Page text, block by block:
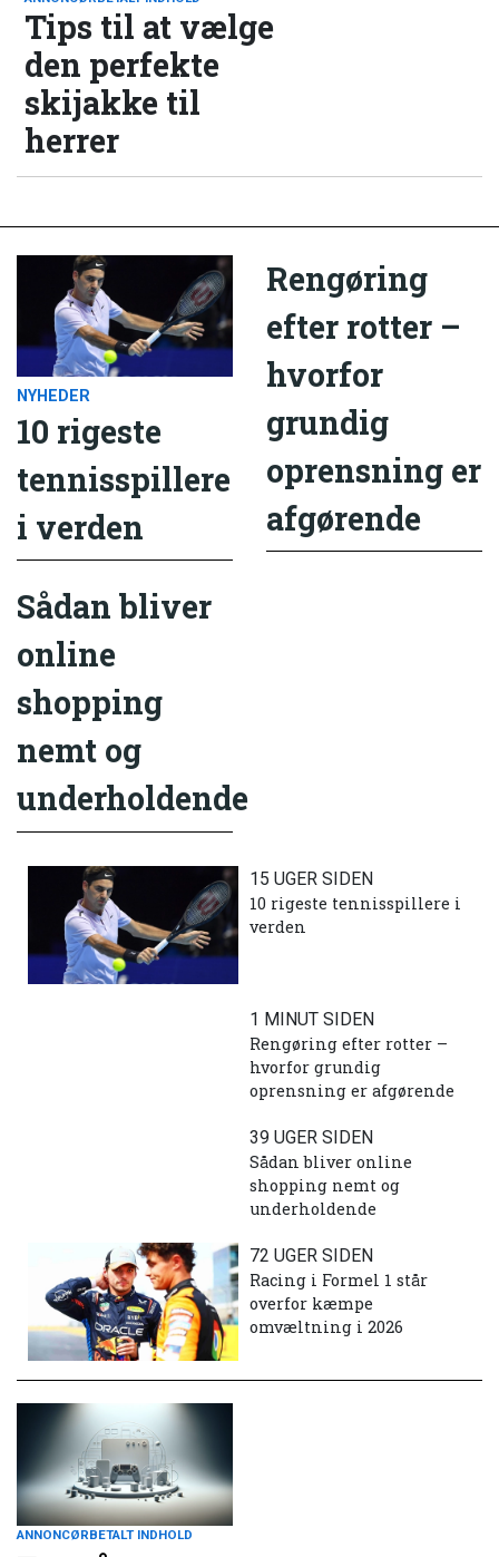
Tips til at vælge
den perfekte
skijakke til
herrer
NYHEDER
10 rigeste
tennisspillere
i verden
Rengøring
efter rotter –
hvorfor
grundig
oprensning er
afgørende
Sådan bliver
online
shopping
nemt og
underholdende
15 UGER SIDEN
10 rigeste tennisspillere i
verden
1 MINUT SIDEN
Rengøring efter rotter –
hvorfor grundig
oprensning er afgørende
39 UGER SIDEN
Sådan bliver online
shopping nemt og
underholdende
72 UGER SIDEN
Racing i Formel 1 står
overfor kæmpe
omvæltning i 2026
ANNONCØRBETALT INDHOLD